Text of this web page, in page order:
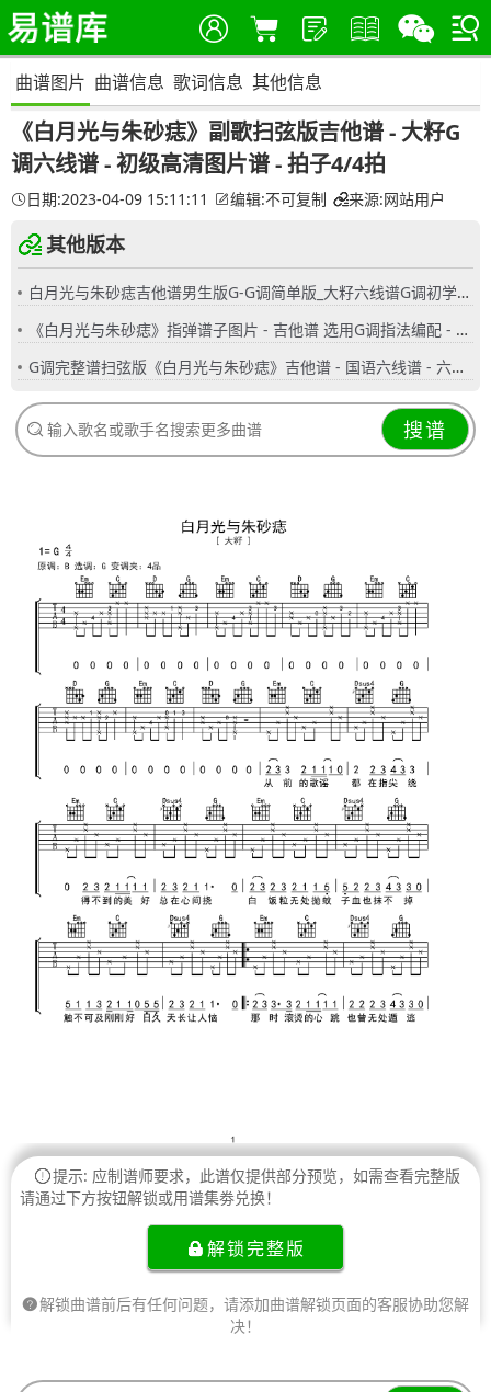
曲谱图片 曲谱信息 歌词信息 其他信息
《白月光与朱砂痣》副歌扫弦版吉他谱 - 大籽G
调六线谱 - 初级高清图片谱 - 拍子4/4拍
日期:2023-04-09 15:11:11 编辑:不可复制 来源:网站用户
其他版本
白月光与朱砂痣吉他谱男生版G-G调简单版_大籽六线谱G调初学者简易弹唱版_女生版B-C调
《白月光与朱砂痣》指弹谱子图片 - 吉他谱 选用G调指法编配 - 初级谱子 - 六线谱(独奏/指弹谱)
G调完整谱扫弦版《白月光与朱砂痣》吉他谱 - 国语六线谱 - 六线谱(弹唱谱) - 原调G调
搜谱
提示: 应制谱师要求，此谱仅提供部分预览，如需查看完整版
请通过下方按钮解锁或用谱集劵兑换！
解锁完整版
解锁曲谱前后有任何问题，请添加曲谱解锁页面的客服协助您解
决！